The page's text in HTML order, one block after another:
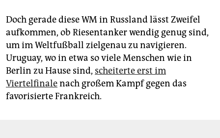
Doch gerade diese WM in Russland lässt Zweifel
aufkommen, ob Riesentanker wendig genug sind,
um im Weltfußball zielgenau zu navigieren.
Uruguay, wo in etwa so viele Menschen wie in
Berlin zu Hause sind, scheiterte erst im
Viertelfinalenach großem Kampf gegen das
favorisierte Frankreich.